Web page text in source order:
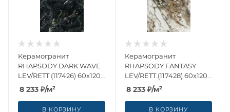
Керамогранит
RHAPSODY DARK WAVE
LEV/RETT.(117426) 60x120
от Naxos Ceramica
(Италия)
8 233 ₽/м²
В КОРЗИНУ
Керамогранит
RHAPSODY FANTASY
LEV/RETT.(117428) 60x120
от Naxos Ceramica
(Италия)
8 233 ₽/м²
В КОРЗИНУ